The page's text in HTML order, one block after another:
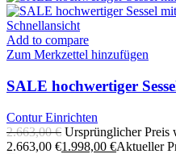
Schnellansicht
Add to compare
Zum Merkzettel hinzufügen
SALE hochwertiger
Contur Einrichten
2.663,00€ Ursprünglicher Preis
2.663,00 €1.998,00 €Aktueller